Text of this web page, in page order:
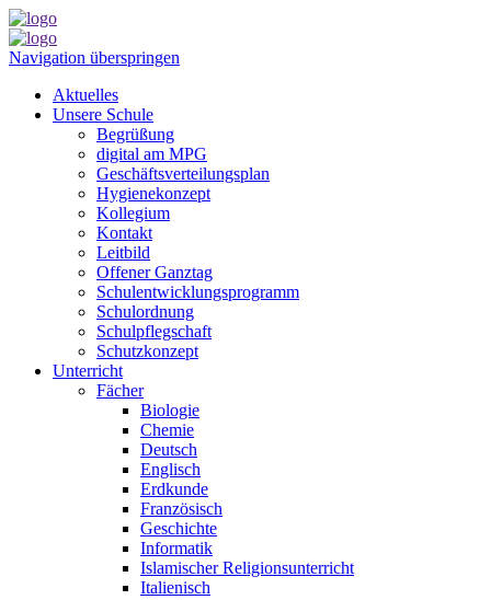
Navigation überspringen
Aktuelles
Unsere Schule
Begrüßung
digital am MPG
Geschäftsverteilungsplan
Hygienekonzept
Kollegium
Kontakt
Leitbild
Offener Ganztag
Schulentwicklungsprogramm
Schulordnung
Schulpflegschaft
Schutzkonzept
Unterricht
Fächer
Biologie
Chemie
Deutsch
Englisch
Erdkunde
Französisch
Geschichte
Informatik
Islamischer Religionsunterricht
Italienisch